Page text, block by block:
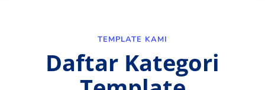
TEMPLATE KAMI
Daftar Kategori